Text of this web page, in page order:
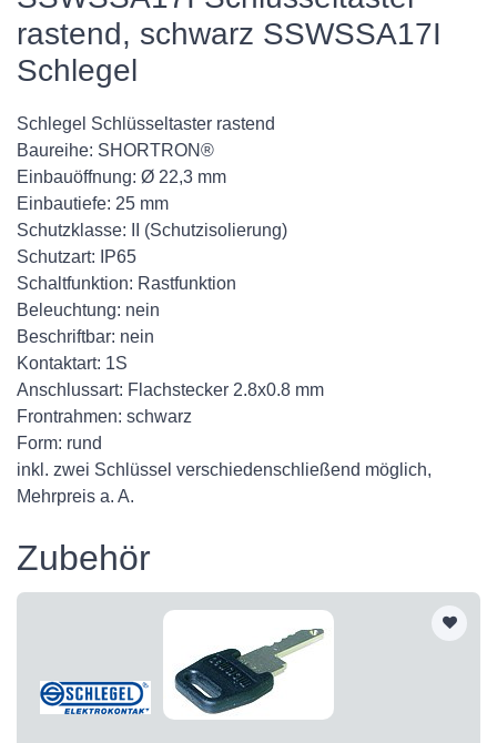
rastend, schwarz SSWSSA17I
Schlegel
Schlegel Schlüsseltaster rastend
Baureihe: SHORTRON®
Einbauöffnung: Ø 22,3 mm
Einbautiefe: 25 mm
Schutzklasse: II (Schutzisolierung)
Schutzart: IP65
Schaltfunktion: Rastfunktion
Beleuchtung: nein
Beschriftbar: nein
Kontaktart: 1S
Anschlussart: Flachstecker 2.8x0.8 mm
Frontrahmen: schwarz
Form: rund
inkl. zwei Schlüssel verschiedenschließend möglich,
Mehrpreis a. A.
Zubehör